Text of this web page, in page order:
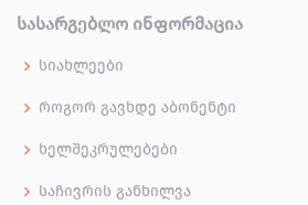
ᲡᲐᲡᲐᲠᲒᲔᲑᲚᲝ ᲘᲜᲤᲝᲠᲛᲐᲪᲘᲐ
სიახლეები
როგორ გავხდე აბონენტი
ხელშეკრულებები
საჩივრის განხილვა